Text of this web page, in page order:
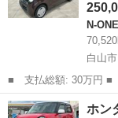
N-ONE
白山市
■ 支払総額: 30万円 ■ 車両本体価格： 250,000 円 ■ メーカー
名： ホンダ ■ 車種
ッケージ ナビ バッ
石川 白山市
ホン